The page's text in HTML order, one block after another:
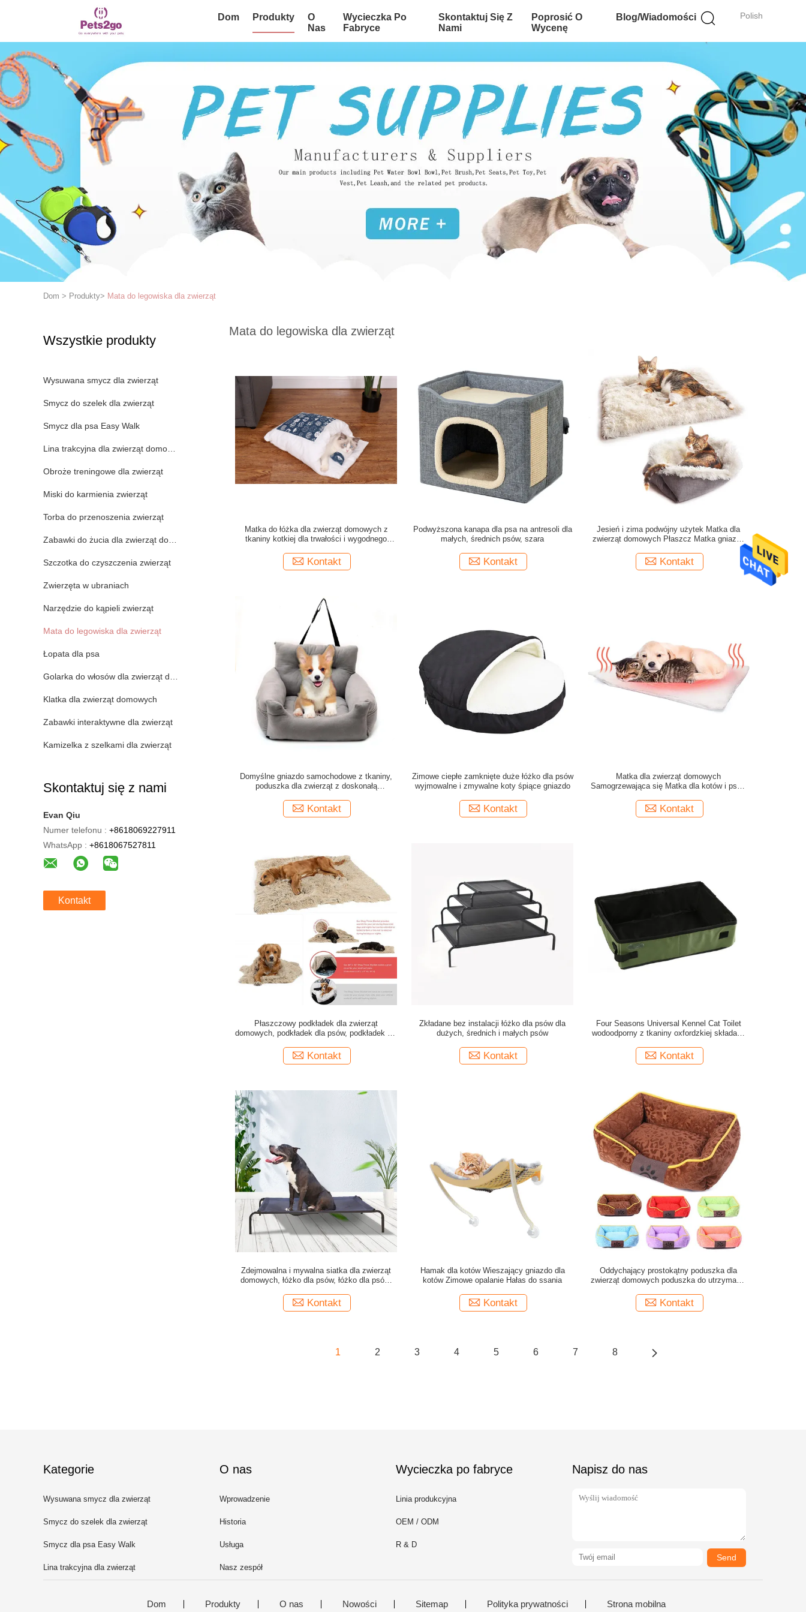
Polish
Dom Produkty
O
Nas
Wycieczka Po
Fabryce
Skontaktuj Się Z
Nami
Poprosić O
Wycenę
Blog/Wiadomości
Dom > Produkty> Mata do legowiska dla zwierząt
Wszystkie produkty
Wysuwana smycz dla zwierząt
Smycz do szelek dla zwierząt
Smycz dla psa Easy Walk
Lina trakcyjna dla zwierząt domowych
Obroże treningowe dla zwierząt
Miski do karmienia zwierząt
Torba do przenoszenia zwierząt
Zabawki do żucia dla zwierząt domowych
Szczotka do czyszczenia zwierząt
Zwierzęta w ubraniach
Narzędzie do kąpieli zwierząt
Mata do legowiska dla zwierząt
Łopata dla psa
Golarka do włosów dla zwierząt domowych
Klatka dla zwierząt domowych
Zabawki interaktywne dla zwierząt
Kamizelka z szelkami dla zwierząt
Skontaktuj się z nami
Evan Qiu
Numer telefonu : +8618069227911
WhatsApp : +8618067527811
Kontakt
Mata do legowiska dla zwierząt
Matka do łóżka dla zwierząt domowych z
tkaniny kotkiej dla trwałości i wygodnego
Kontakt
Podwyższona kanapa dla psa na antresoli dla
małych, średnich psów, szara
Kontakt
Jesień i zima podwójny użytek Matka dla
zwierząt domowych Płaszcz Matka gniazdo
Kontakt
Domyślne gniazdo samochodowe z tkaniny,
poduszka dla zwierząt z doskonałą
Kontakt
Zimowe ciepłe zamknięte duże łóżko dla psów
wyjmowalne i zmywalne koty śpiące gniazdo
Kontakt
Matka dla zwierząt domowych
Samogrzewająca się Matka dla kotów i psów
Kontakt
Płaszczowy podkładek dla zwierząt
domowych, podkładek dla psów, podkładek dla
Kontakt
Zkładane bez instalacji łóżko dla psów dla
dużych, średnich i małych psów
Kontakt
Four Seasons Universal Kennel Cat Toilet
wodoodporny z tkaniny oxfordzkiej składany
Kontakt
Zdejmowalna i mywalna siatka dla zwierząt
domowych, łóżko dla psów, łóżko dla psów,
Kontakt
Hamak dla kotów Wieszający gniazdo dla
kotów Zimowe opalanie Hałas do ssania
Kontakt
Oddychający prostokątny poduszka dla
zwierząt domowych poduszka do utrzymania
Kontakt
1 2 3 4 5 6 7 8
Kategorie
Wysuwana smycz dla zwierząt
Smycz do szelek dla zwierząt
Smycz dla psa Easy Walk
Lina trakcyjna dla zwierząt
O nas
Wprowadzenie
Historia
Usługa
Nasz zespół
Wycieczka po fabryce
Linia produkcyjna
OEM / ODM
R & D
Napisz do nas
Send
Dom Produkty O nas Nowości Sitemap Polityka prywatności Strona mobilna